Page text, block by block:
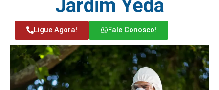
Jardim Yeda
Ligue Agora! Fale Conosco!